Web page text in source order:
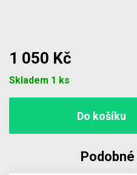
1 050 Kč
Skladem 1 ks